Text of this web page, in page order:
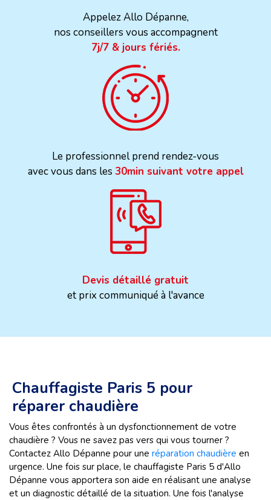
Appelez Allo Dépanne,
nos conseillers vous accompagnent
7j/7 & jours fériés.
Le professionnel prend rendez-vous
avec vous dans les 30min suivant votre appel
Devis détaillé gratuit
et prix communiqué à l'avance
Chauffagiste Paris 5 pour
réparer chaudière
Vous êtes confrontés à un dysfonctionnement de votre
chaudière ? Vous ne savez pas vers qui vous tourner ?
Contactez Allo Dépanne pour une réparation chaudière en
urgence. Une fois sur place, le chauffagiste Paris 5 d'Allo
Dépanne vous apportera son aide en réalisant une analyse
et un diagnostic détaillé de la situation. Une fois l'analyse